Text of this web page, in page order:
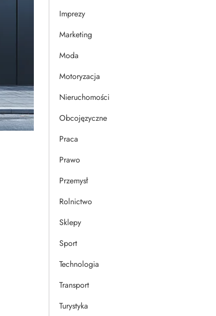
Imprezy
Marketing
Moda
Motoryzacja
Nieruchomości
Obcojęzyczne
Praca
Prawo
Przemysł
Rolnictwo
Sklepy
Sport
Technologia
Transport
Turystyka